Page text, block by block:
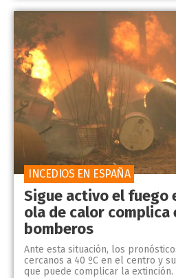
Sigue activo el fuego
ola de calor
bomberos
Ante esta situación, los
cercanos a 40 ºC en el centro y
que puede complicar la extinción.
INCEDIOS EN ESPAÑA